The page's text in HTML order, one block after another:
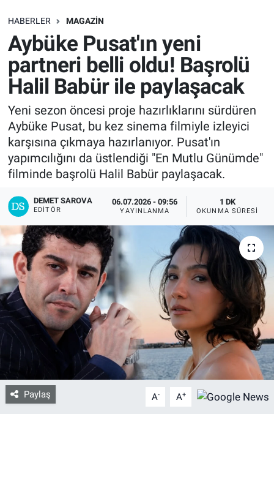
HABERLER MAGAZIN
Aybüke Pusat'ın yeni
partneri belli oldu! Başrolü
Halil Babür ile paylaşacak
Yeni sezon öncesi proje hazırlıklarını sürdüren
Aybüke Pusat, bu kez sinema filmiyle izleyici
karşısına çıkmaya hazırlanıyor. Pusat'ın
yapımcılığını da üstlendiği "En Mutlu Günümde"
filminde başrolü Halil Babür paylaşacak.
DEMET SAROVA
EDITÖR
06.07.2026 - 09:56
YAYINLANMA
1 DK
OKUNMA SÜRESI
Paylaş A- A+
SAĞLIK
EKONOMİ
EĞİTİM
ÖZEL HABER
Keşfet
ASTROLOJİ
MANŞET
RESMİ İLANLAR
İLAN
Bize ulaşın
İletişim/Künye
Yaşam
Gözden Kaçmasın